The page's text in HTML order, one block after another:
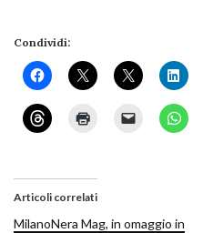
Condividi:
Articoli correlati
MilanoNera Mag, in omaggio in